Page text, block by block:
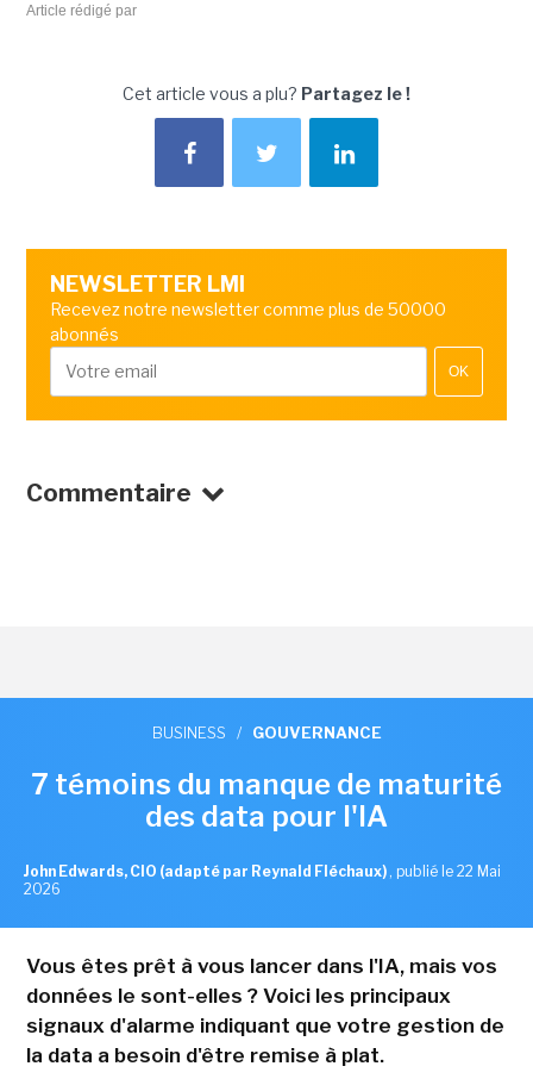
Article rédigé par
Cet article vous a plu? Partagez le !
NEWSLETTER LMI
Recevez notre newsletter comme plus de 50000
abonnés
OK
Commentaire
BUSINESS / GOUVERNANCE
7 témoins du manque de maturité
des data pour l'IA
John Edwards, CIO (adapté par Reynald Fléchaux) , publié le 22 Mai
2026
Vous êtes prêt à vous lancer dans l'IA, mais vos
données le sont-elles ? Voici les principaux
signaux d'alarme indiquant que votre gestion de
la data a besoin d'être remise à plat.